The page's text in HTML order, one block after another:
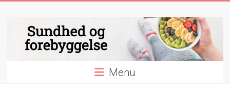
og
forebyggelse
Menu